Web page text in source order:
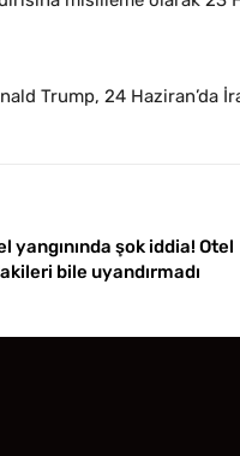
Trump, 24 Haziran’da
yangınında şok iddia! Otel
bile uyandırmadı